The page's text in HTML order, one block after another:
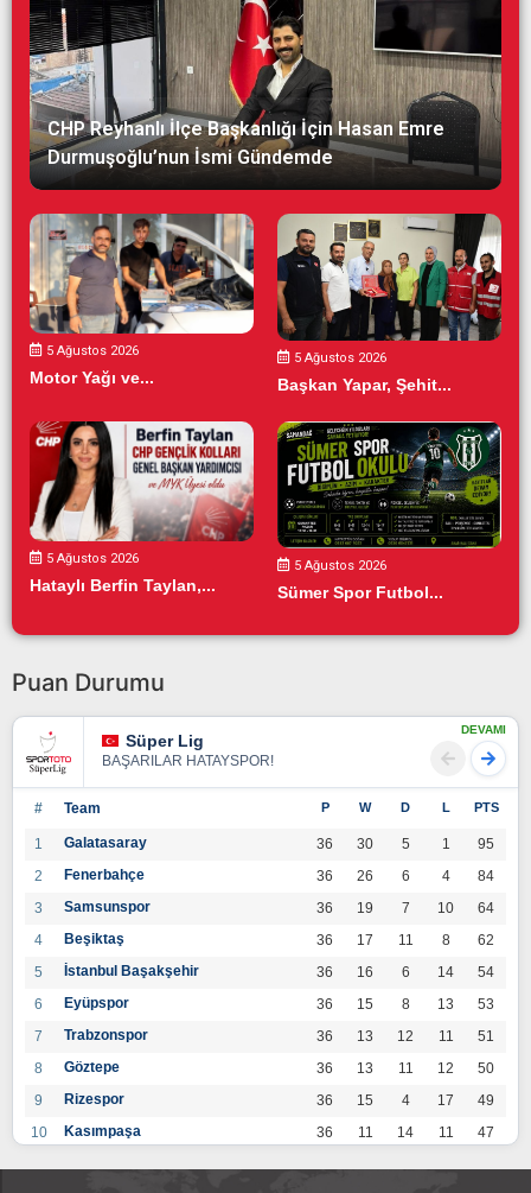
CHP Reyhanlı İlçe Başkanlığı İçin Hasan Emre
Durmuşoğlu’nun İsmi Gündemde
5 Ağustos 2026
Motor Yağı ve...
5 Ağustos 2026
Başkan Yapar, Şehit...
5 Ağustos 2026
Hataylı Berfin Taylan,...
5 Ağustos 2026
Sümer Spor Futbol...
Puan Durumu
Süper Lig
BAŞARILAR HATAYSPOR!
DEVAMI
# Team P W D L PTS
1 Galatasaray 36 30 5 1
95
2
Fenerbahçe 36 26 6 4
84
3
Samsunspor 36 19 7 10
64
4
Beşiktaş 36 17 11 8
62
5
İstanbul Başakşehir 36 16 6 14
54
6
Eyüpspor 36 15 8 13
53
7
Trabzonspor 36 13 12 11
51
8
Göztepe 36 13 11 12
50
9
Rizespor 36 15 4 17
49
10
Kasımpaşa 36 11 14 11
47